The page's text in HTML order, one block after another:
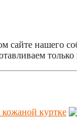
сайте нашего